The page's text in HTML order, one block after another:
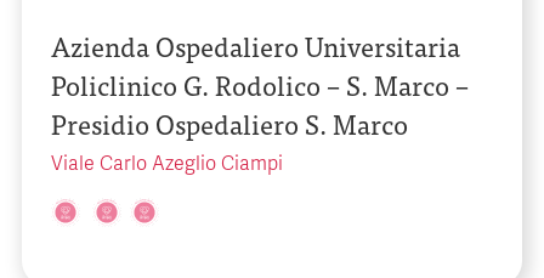
Azienda Ospedaliero Universitaria
Policlinico G. Rodolico – S. Marco –
Presidio Ospedaliero S. Marco
Viale Carlo Azeglio Ciampi